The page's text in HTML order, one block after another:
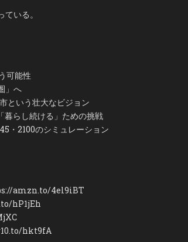
いる。
可能性
」へ
という壮大なビジョン
らし続ける」ための挑戦
・2100のシミュレーション
amzn.to/4el9iBT
hP1jEh
hkt9fA